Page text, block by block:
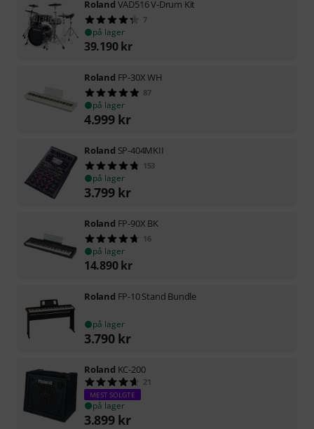
Roland VAD516 V-Drum Kit
7
på lager
39.190 kr
Roland FP-30X WH
87
på lager
4.999 kr
Roland SP-404MKII
153
på lager
3.799 kr
Roland FP-90X BK
16
på lager
14.890 kr
Roland FP-10 Stand Bundle
på lager
3.790 kr
Roland KC-200
21
MEST SOLGTE
på lager
3.899 kr